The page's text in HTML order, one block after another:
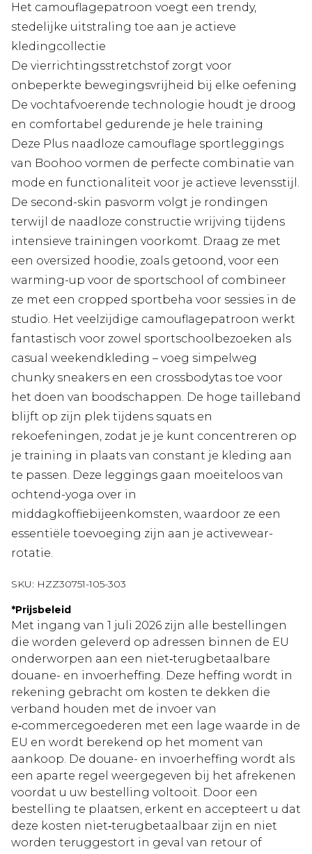
Het camouflagepatroon voegt een trendy,
stedelijke uitstraling toe aan je actieve
kledingcollectie
De vierrichtingsstretchstof zorgt voor
onbeperkte bewegingsvrijheid bij elke oefening
De vochtafvoerende technologie houdt je droog
en comfortabel gedurende je hele training
Deze Plus naadloze camouflage sportleggings
van Boohoo vormen de perfecte combinatie van
mode en functionaliteit voor je actieve levensstijl.
De second-skin pasvorm volgt je rondingen
terwijl de naadloze constructie wrijving tijdens
intensieve trainingen voorkomt. Draag ze met
een oversized hoodie, zoals getoond, voor een
warming-up voor de sportschool of combineer
ze met een cropped sportbeha voor sessies in de
studio. Het veelzijdige camouflagepatroon werkt
fantastisch voor zowel sportschoolbezoeken als
casual weekendkleding – voeg simpelweg
chunky sneakers en een crossbodytas toe voor
het doen van boodschappen. De hoge tailleband
blijft op zijn plek tijdens squats en
rekoefeningen, zodat je je kunt concentreren op
je training in plaats van constant je kleding aan
te passen. Deze leggings gaan moeiteloos van
ochtend-yoga over in
middagkoffiebijeenkomsten, waardoor ze een
essentiële toevoeging zijn aan je activewear-
rotatie.
SKU: HZZ30751-105-303
*Prijsbeleid
Met ingang van 1 juli 2026 zijn alle bestellingen
die worden geleverd op adressen binnen de EU
onderworpen aan een niet‑terugbetaalbare
douane- en invoerheffing. Deze heffing wordt in
rekening gebracht om kosten te dekken die
verband houden met de invoer van
e‑commercegoederen met een lage waarde in de
EU en wordt berekend op het moment van
aankoop. De douane- en invoerheffing wordt als
een aparte regel weergegeven bij het afrekenen
voordat u uw bestelling voltooit. Door een
bestelling te plaatsen, erkent en accepteert u dat
deze kosten niet‑terugbetaalbaar zijn en niet
worden teruggestort in geval van retour of